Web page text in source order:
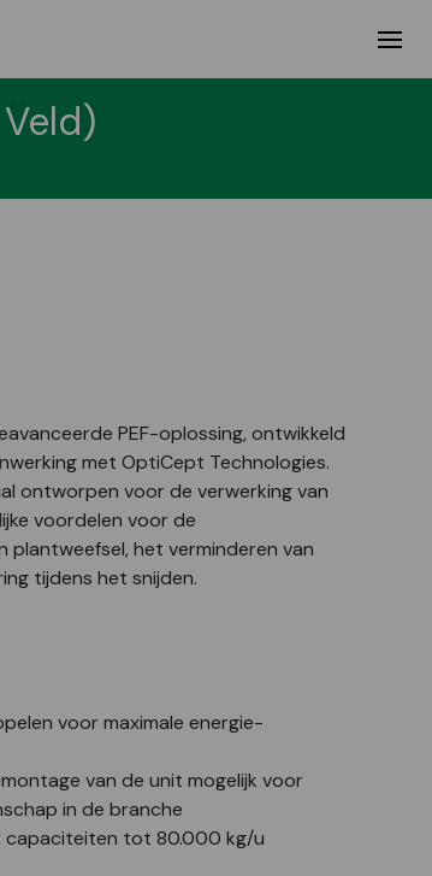
PEF-oplossing, ontwikkeld
met OptiCept Technologies.
ontworpen voor de verwerking van
voordelen voor de
het verminderen van
tijdens het snijden.
voor maximale energie-
van de unit mogelijk voor
in de branche
capaciteiten tot 80.000 kg/u